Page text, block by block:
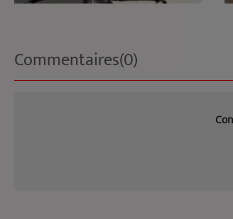
Commentaires(0)